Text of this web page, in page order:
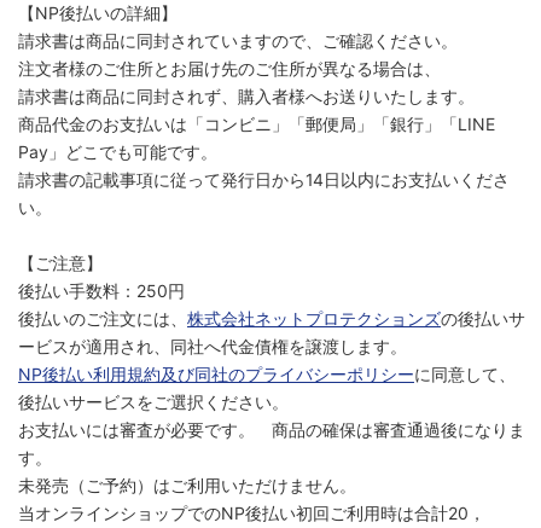
【NP後払いの詳細】
請求書は商品に同封されていますので、ご確認ください。
注文者様のご住所とお届け先のご住所が異なる場合は、
請求書は商品に同封されず、購入者様へお送りいたします。
商品代金のお支払いは「コンビニ」「郵便局」「銀行」「LINE
Pay」どこでも可能です。
請求書の記載事項に従って発行日から14日以内にお支払いくださ
い。
【ご注意】
後払い手数料：250円
後払いのご注文には、 株式会社ネットプロテクションズの後払いサ
ービスが適用され、同社へ代金債権を譲渡します。
NP後払い利用規約及び同社のプライバシーポリシーに同意して、
後払いサービスをご選択ください。
お支払いには審査が必要です。 商品の確保は審査通過後になりま
す。
未発売（ご予約）はご利用いただけません。
当オンラインショップでのNP後払い初回ご利用時は合計20，